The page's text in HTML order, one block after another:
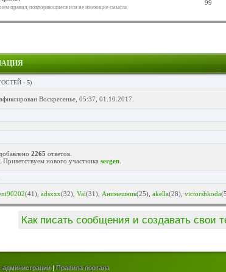
правил, повторяющиеся или не имеющие смысла.
99
- 5)
Воскресенье, 05:37, 01.10.2017.
2265 ответов.
Приветствуем нового участника sergen.
(41), adsxxx(32), Val(31), Анимешник(25), akella(28), victorshkoda
Как писать сообщения и создавать свои
администрации| Правила портала